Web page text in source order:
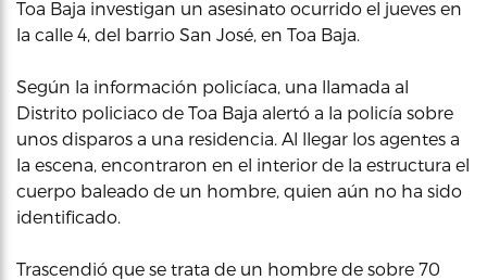
Toa Baja investigan un asesinato ocurrido el jueves en
la calle 4, del barrio San José, en Toa Baja.
Según la información policíaca, una llamada al
Distrito policiaco de Toa Baja alertó a la policía sobre
unos disparos a una residencia. Al llegar los agentes a
la escena, encontraron en el interior de la estructura el
cuerpo baleado de un hombre, quien aún no ha sido
identificado.
Trascendió que se trata de un hombre de sobre 70